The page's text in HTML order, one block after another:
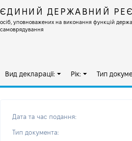
ЄДИНИЙ ДЕРЖАВНИЙ
осіб, уповноважених на виконання функцій
самоврядування
Вид декларації: Рік: Тип
Дата та час подання:
Тип документа: